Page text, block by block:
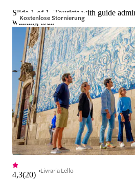
Kostenlose Stornierung
Slide 1 of 1, Tourists with guide
walking tour.
4,3(20) Livraria Lello